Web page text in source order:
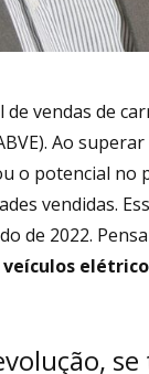
vendas de
Ao
o potencial no
vendidas.
de 2022.
veículos